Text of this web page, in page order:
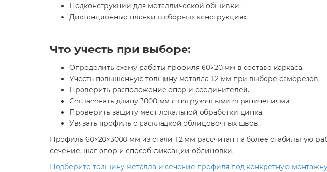
Подконструкции для металлической обшивки.
Дистанционные планки в сборных конструкциях.
Что учесть при выборе:
Определить схему работы профиля 60×20 мм в составе каркаса.
Учесть повышенную толщину металла 1,2 мм при выборе саморезов.
Проверить расположение опор и соединителей.
Согласовать длину 3000 мм с погрузочными ограничениями.
Проверить защиту мест локальной обработки цинка.
Увязать профиль с раскладкой облицовочных швов.
Профиль 60×20×3000 мм из стали 1,2 мм рассчитан на более стабильную
сечение, шаг опор и способ фиксации облицовки.
Подберите толщину металла и сечение профиля под конкретную